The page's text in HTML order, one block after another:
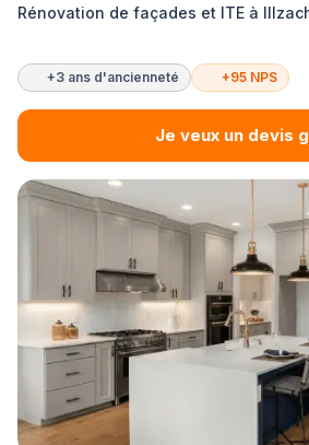
Rénovation de façades et ITE à
+3 ans d'ancienneté +95 NPS
Je veux un devis